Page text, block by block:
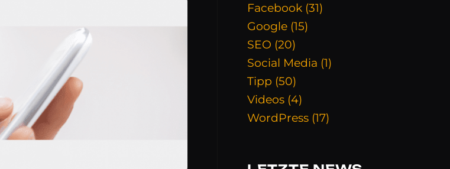
Facebook (31)
Google (15)
SEO (20)
Social Media (1)
Tipp (50)
Videos (4)
WordPress (17)